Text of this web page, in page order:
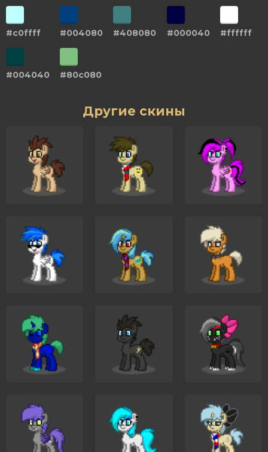
#c0ffff #004080 #408080 #000040 #ffffff
#004040 #80c080
Другие скины